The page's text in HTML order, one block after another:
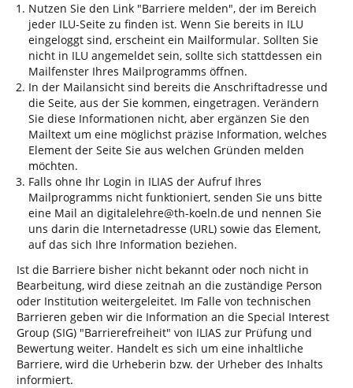
Nutzen Sie den Link "Barriere melden", der im Bereich
jeder ILU-Seite zu finden ist. Wenn Sie bereits in ILU
eingeloggt sind, erscheint ein Mailformular. Sollten Sie
nicht in ILU angemeldet sein, sollte sich stattdessen ein
Mailfenster Ihres Mailprogramms öffnen.
In der Mailansicht sind bereits die Anschriftadresse und
die Seite, aus der Sie kommen, eingetragen. Verändern
Sie diese Informationen nicht, aber ergänzen Sie den
Mailtext um eine möglichst präzise Information, welches
Element der Seite Sie aus welchen Gründen melden
möchten.
Falls ohne Ihr Login in ILIAS der Aufruf Ihres
Mailprogramms nicht funktioniert, senden Sie uns bitte
eine Mail an digitalelehre@th-koeln.de und nennen Sie
uns darin die Internetadresse (URL) sowie das Element,
auf das sich Ihre Information beziehen.
Ist die Barriere bisher nicht bekannt oder noch nicht in
Bearbeitung, wird diese zeitnah an die zuständige Person
oder Institution weitergeleitet. Im Falle von technischen
Barrieren geben wir die Information an die Special Interest
Group (SIG) "Barrierefreiheit" von ILIAS zur Prüfung und
Bewertung weiter. Handelt es sich um eine inhaltliche
Barriere, wird die Urheberin bzw. der Urheber des Inhalts
informiert.